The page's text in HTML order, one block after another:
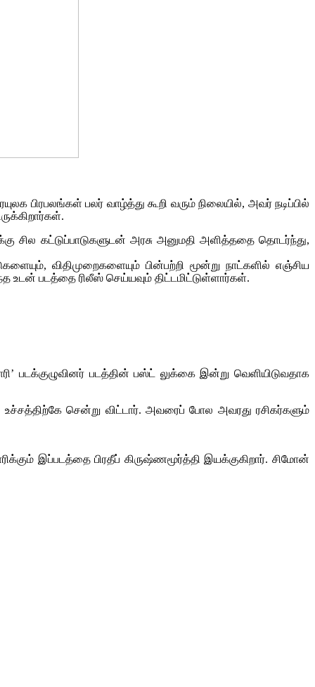
பிரபலங்கள் பலர் வாழ்த்து கூறி வரும் நிலையில், அவர் நடிப்பில்
சில கட்டுப்பாடுகளுடன் அரசு அனுமதி அளித்ததை தொடர்ந்து,
விதிமுறைகளையும் பின்பற்றி மூன்று நாட்களில் எஞ்சிய
உடன் படத்தை ரிலீஸ் செய்யவும் திட்டமிட்டுள்ளார்கள்.
படக்குழுவினர் படத்தின் பஸ்ட் லுக்கை இன்று வெளியிடுவதாக
உச்சத்திற்கே சென்று விட்டார். அவரைப் போல அவரது ரசிகர்களும்
இப்படத்தை பிரதீப் கிருஷ்ணமூர்த்தி இயக்குகிறார். சிமோன்